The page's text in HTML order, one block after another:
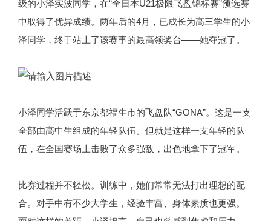
级的小泽实波同学，在“全日本U21极限飞盘锦标赛”预选赛
中取得了优异成绩。两年后的4月，已成长为高三学生的小
泽同学，终于站上了该赛事的最高领奖台——她夺冠了。
小泽同学活跃于东京都福生市的飞盘队“GONA”。这是一支
全部由高中生组成的年轻队伍。但就是这样一支年轻的队
伍，在全国赛场上击败了众多强敌，出色地拿下了冠军。
比赛过程并不轻松。训练中，她们常常无法打出理想的配
合。对手中有不少大学生，经验丰富、身体素质也更强。